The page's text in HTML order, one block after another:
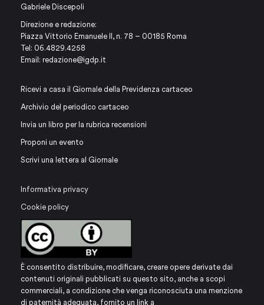
Gabriele Discepoli
Direzione e redazione:
Piazza Vittorio Emanuele II, n. 78 – 00185 Roma
Tel: 06.4829.4258
Email: redazione@igdp.it
Ricevi a casa il Giornale della Previdenza cartaceo
Archivio del periodico cartaceo
Invia un libro per la rubrica recensioni
Proponi un evento
Scrivi una lettera al Giornale
Informativa privacy
Cookie policy
È consentito distribuire, modificare, creare opere derivate dai
contenuti originali pubblicati su questo sito, anche a scopi
commerciali, a condizione che venga riconosciuta una menzione
di paternità adeguata, fornito un link a